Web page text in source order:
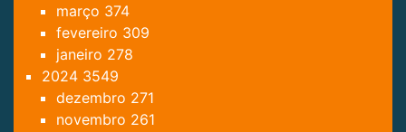
março 374
fevereiro 309
janeiro 278
2024 3549
dezembro 271
novembro 261